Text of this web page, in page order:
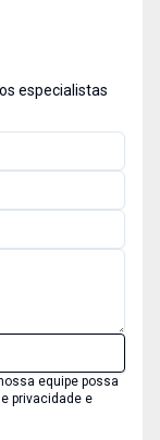
especialistas
equipe possa
privacidade e